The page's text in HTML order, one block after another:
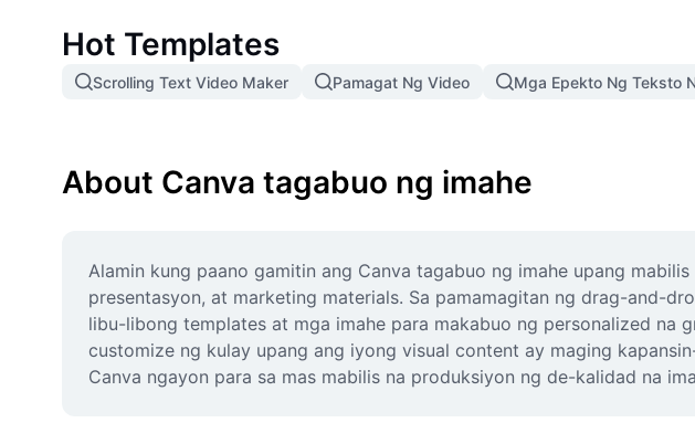
Hot Templates
Scrolling Text Video Maker Pamagat Ng Video Mga Epekto Ng Teksto
About Canva tagabuo ng imahe
Alamin kung paano gamitin ang Canva tagabuo ng imahe upang
presentasyon, at marketing materials. Sa pamamagitan ng drag-and-
libu-libong templates at mga imahe para makabuo ng personalized
customize ng kulay upang ang iyong visual content ay maging
Canva ngayon para sa mas mabilis na produksiyon ng de-kalidad na